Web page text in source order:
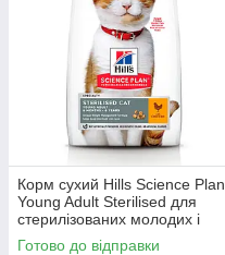
Корм сухий Hills Science Plan
Young Adult Sterilised для
стерилізованих молодих і
дорослих котів з куркою 15 кг
Готово до відправки